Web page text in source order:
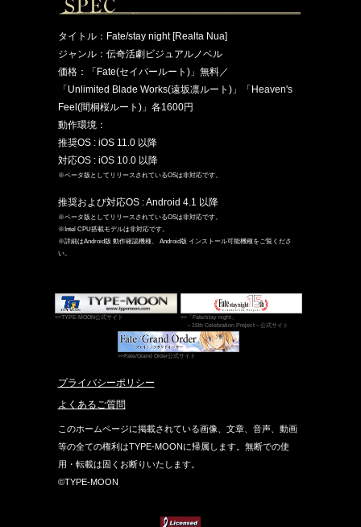
タイトル：Fate/stay night [Realta Nua]
ジャンル：伝奇活劇ビジュアルノベル
価格：「Fate(セイバールート)」無料／
「Unlimited Blade Works(遠坂凛ルート)」「Heaven's
Feel(間桐桜ルート)」各1600円
動作環境：
推奨OS : iOS 11.0 以降
対応OS : iOS 10.0 以降
※ベータ版としてリリースされているOSは非対応です。
推奨および対応OS : Android 4.1 以降
※ベータ版としてリリースされているOSは非対応です。
※Intel CPU搭載モデルは非対応です。
※詳細はAndroid版 動作確認機種、 Android版 インストール可能機種をご覧くださ
い。
>>TYPE-MOON公式サイト
>>「Fate/stay night」
～15th Celebration Project～公式サイト
>>Fate/Grand Order公式サイト
プライバシーポリシー
よくあるご質問
このホームページに掲載されている画像、文章、音声、動画
等の全ての権利はTYPE-MOONに帰属します。無断での使
用・転載は固くお断りいたします。
©TYPE-MOON